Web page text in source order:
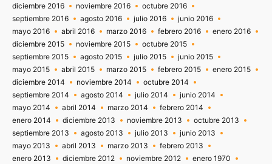
diciembre 2016
noviembre 2016
octubre 2016
septiembre 2016
agosto 2016 julio 2016
junio 2016
mayo 2016
abril 2016 marzo 2016 febrero 2016
enero 2016
diciembre 2015
noviembre 2015
octubre 2015
septiembre 2015
agosto 2015 julio 2015
junio 2015
mayo 2015
abril 2015 marzo 2015 febrero 2015
enero 2015
diciembre 2014
noviembre 2014
octubre 2014
septiembre 2014
agosto 2014 julio 2014
junio 2014
mayo 2014
abril 2014 marzo 2014
febrero 2014
enero 2014
diciembre 2013 noviembre 2013
octubre 2013
septiembre 2013
agosto 2013 julio 2013
junio 2013
mayo 2013
abril 2013 marzo 2013
febrero 2013
enero 2013
diciembre 2012 noviembre 2012 enero 1970